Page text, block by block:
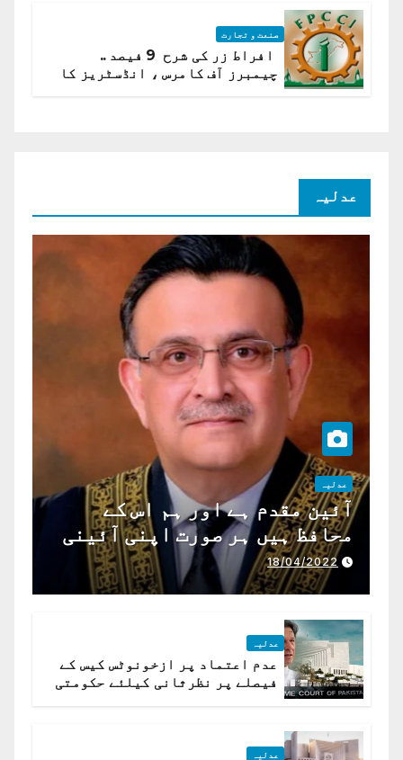
صنعت و تجارت
افراط زر کی شرح 9 فیصد ..
چیمبرز آف کامرس ، انڈسٹریز کا
عدلیہ
عدلیہ
آئین مقدم ہے اور ہم اس کے
محافظ ہیں ہر صورت اپنی آئینی
ذمہ داری ادا کرینگے ، چیف
جسٹس پاکستان
18/04/2022
عدلیہ
عدم اعتماد پر ازخونوٹس کیس کے
فیصلے پر نظرثانی کیلئے حکومتی
عدلیہ